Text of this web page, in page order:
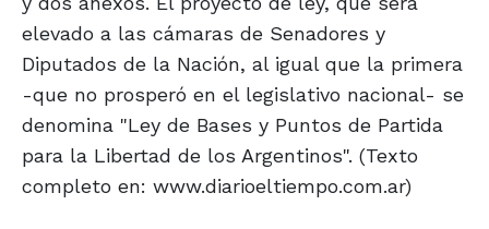
elevado a las cámaras de Senadores y
Diputados de la Nación, al igual que la primera
-que no prosperó en el legislativo nacional- se
denomina "Ley de Bases y Puntos de Partida
para la Libertad de los Argentinos". (Texto
completo en: www.diarioeltiempo.com.ar)